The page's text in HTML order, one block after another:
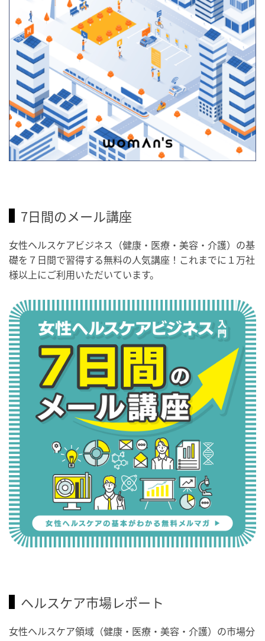
7日間のメール講座
女性ヘルスケアビジネス（健康・医療・美容・介護）の基
礎を７日間で習得する無料の人気講座！これまでに１万社
様以上にご利用いただいています。
ヘルスケア市場レポート
女性ヘルスケア領域（健康・医療・美容・介護）の市場分